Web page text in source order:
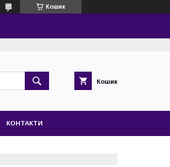
Кошик
Кошик
КОНТАКТИ